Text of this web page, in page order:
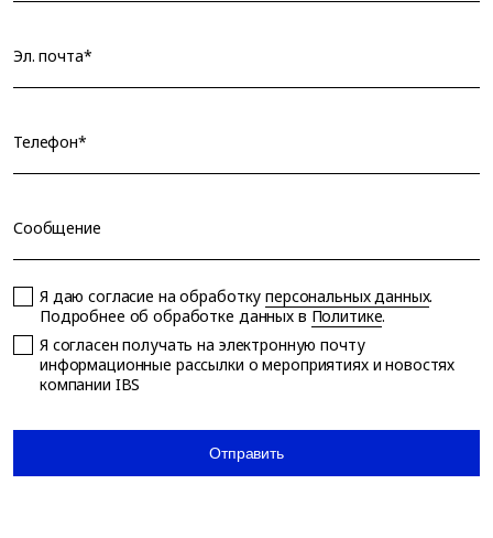
Эл. почта*
Телефон*
Сообщение
Я даю согласие на обработкуперсональных данных.
Подробнее об обработке данных в Политике.
Я согласен получать на электронную почту
информационные рассылки о мероприятиях и новостях
компании IBS
Отправить